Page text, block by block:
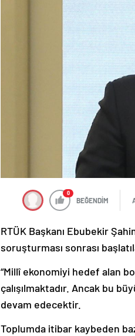
0
BEĞENDİM
RTÜK Başkanı Ebubekir
soruşturması sonrası
“Millî ekonomiyi hedef alan
çalışılmaktadır. Ancak bu
devam edecektir.
Toplumda itibar kaybeden